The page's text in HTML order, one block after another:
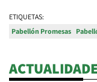
ETIQUETAS:
Pabellón Promesas
ACTUALIDADE